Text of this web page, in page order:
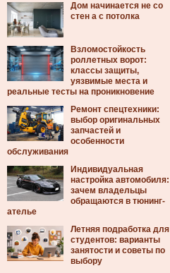
Дом начинается не со
стен а с потолка
Взломостойкость
роллетных ворот:
классы защиты,
уязвимые места и
реальные тесты на проникновение
Ремонт спецтехники:
выбор оригинальных
запчастей и
особенности
обслуживания
Индивидуальная
настройка автомобиля:
зачем владельцы
обращаются в тюнинг-
ателье
Летняя подработка для
студентов: варианты
занятости и советы по
выбору